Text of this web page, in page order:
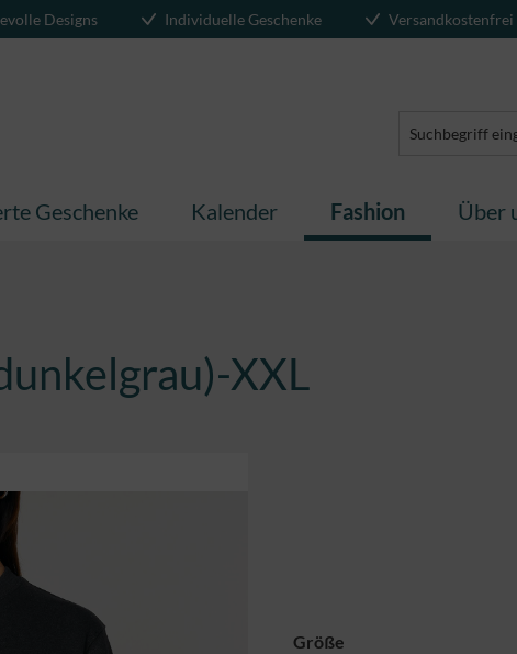
Designs Individuelle Geschenke
Geschenke Kalender Fashion Über
XXL
Größe